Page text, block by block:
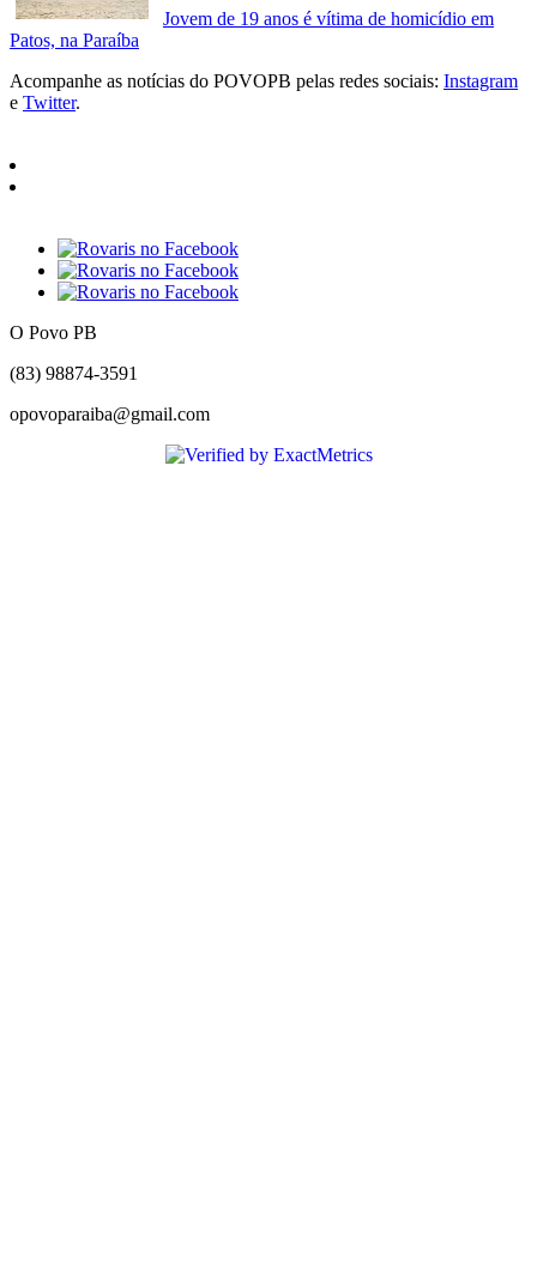
Jovem de 19 anos é vítima de homicídio em
Patos, na Paraíba
Acompanhe as notícias do POVOPB pelas redes sociais: Instagram
e Twitter.
O Povo PB
(83) 98874-3591
opovoparaiba@gmail.com